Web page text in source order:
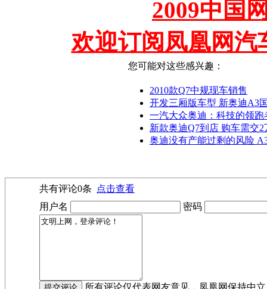
2009中国
欢迎订阅凤凰网汽
您可能对这些感兴趣：
2010款Q7中规现车销售
开发三厢版车型 新奥迪A3
一汽大众奥迪：科技的领跑
新款奥迪Q7到店 购车需交2
奥迪没有产能过剩的风险
共有评论0条
点击查看
用户名
密码
所有评论仅代表网友意见，凤凰网保持中